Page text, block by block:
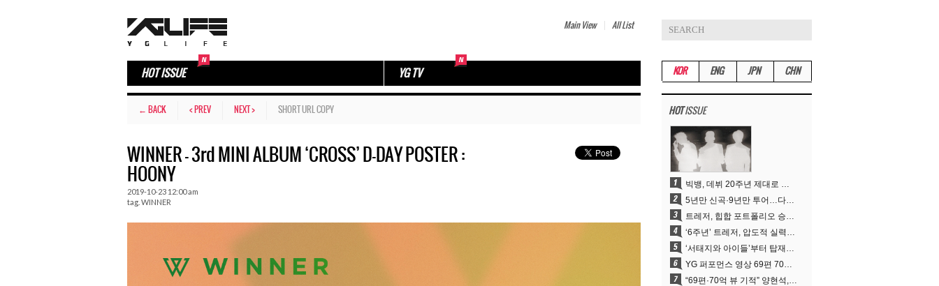
Main View All List
HOT ISSUE YG TV
← BACK < PREV NEXT > SHORT URL COPY
WINNER – 3rd MINI ALBUM ‘CROSS’ D-DAY POSTER :
HOONY
2019-10-23 12:00 am
tag. WINNER
KOR ENG JPN CHN
HOTISSUE
빅뱅, 데뷔 20주년 제대로 즐긴다…잠실 뒤덮는 특별 이벤트→4년 만의 신곡
5년만 신곡·9년만 투어…다시 흐르는 ‘K팝 제왕’ 빅뱅의 시간
트레저, 힙합 포트폴리오 승부수 통했다…데뷔 6주년 새 도약
‘6주년’ 트레저, 압도적 실력으로 증명한 ‘YG의 보물’ 진가
‘서태지와 아이들’부터 탑재한 안무DNA…양현석, YG 퍼포먼스 비디오 70억 뷰 신화의 시작
YG 퍼포먼스 영상 69편 70억뷰…양현석 제작 철학 통했다
“69편·70억 뷰 기적” 양현석, YG 퍼포먼스 비디오 100% 직접 만든 이유